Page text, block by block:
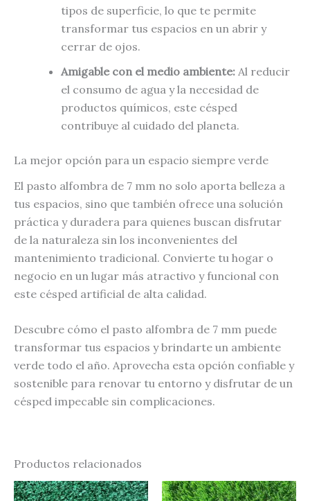
tipos de superficie, lo que te permite
transformar tus espacios en un abrir y
cerrar de ojos.
Amigable con el medio ambiente: Al reducir
el consumo de agua y la necesidad de
productos químicos, este césped
contribuye al cuidado del planeta.
La mejor opción para un espacio siempre verde
El pasto alfombra de 7 mm no solo aporta belleza a
tus espacios, sino que también ofrece una solución
práctica y duradera para quienes buscan disfrutar
de la naturaleza sin los inconvenientes del
mantenimiento tradicional. Convierte tu hogar o
negocio en un lugar más atractivo y funcional con
este césped artificial de alta calidad.
Descubre cómo el pasto alfombra de 7 mm puede
transformar tus espacios y brindarte un ambiente
verde todo el año. Aprovecha esta opción confiable y
sostenible para renovar tu entorno y disfrutar de un
césped impecable sin complicaciones.
Productos relacionados